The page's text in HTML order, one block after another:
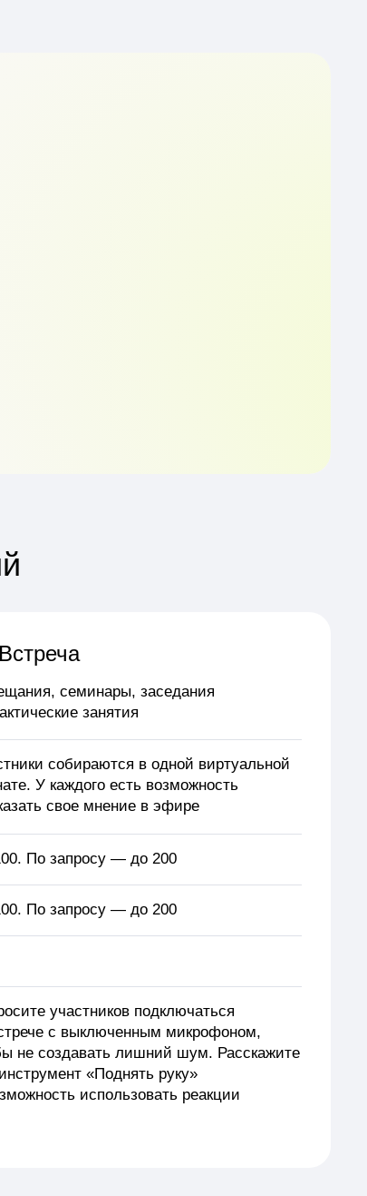
Встреча
семинары, заседания
занятия
собираются в одной виртуальной
У каждого есть возможность
свое мнение в эфире
По запросу — до 200
По запросу — до 200
участников подключаться
с выключенным микрофоном,
не создавать лишний шум. Расскажите
«Поднять руку»
использовать реакции